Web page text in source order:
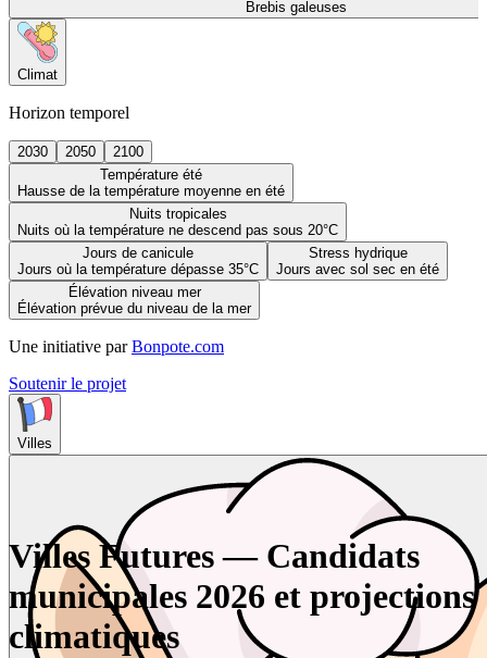
Brebis galeuses
Climat
Horizon temporel
2030 2050
2100
Température été
Hausse de la température moyenne en été
Nuits tropicales
Nuits où la température ne descend pas sous 20°C
Jours de canicule
Jours où la température dépasse 35°C
Stress hydrique
Jours avec sol sec en été
Élévation niveau mer
Élévation prévue du niveau de la mer
Une initiative par Bonpote.com
Soutenir le projet
Villes
Villes Futures — Candidats
municipales 2026 et projections
climatiques